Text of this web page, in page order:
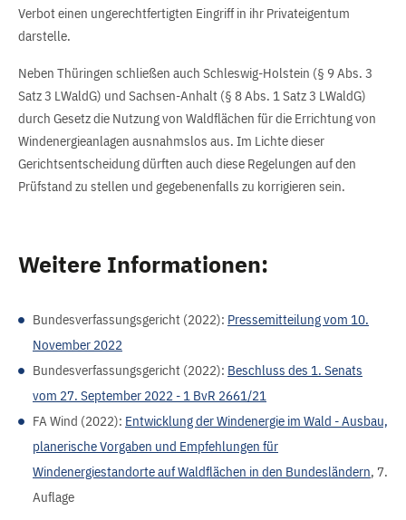
Verbot einen ungerechtfertigten Eingriff in ihr Privateigentum
darstelle.
Neben Thüringen schließen auch Schleswig-Holstein (§ 9 Abs. 3
Satz 3 LWaldG) und Sachsen-Anhalt (§ 8 Abs. 1 Satz 3 LWaldG)
durch Gesetz die Nutzung von Waldflächen für die Errichtung von
Windenergieanlagen ausnahmslos aus. Im Lichte dieser
Gerichtsentscheidung dürften auch diese Regelungen auf den
Prüfstand zu stellen und gegebenenfalls zu korrigieren sein.
Weitere Informationen:
Bundesverfassungsgericht (2022): Pressemitteilung vom 10.
November 2022
Bundesverfassungsgericht (2022): Beschluss des 1. Senats
vom 27. September 2022 - 1 BvR 2661/21
FA Wind (2022): Entwicklung der Windenergie im Wald - Ausbau,
planerische Vorgaben und Empfehlungen für
Windenergiestandorte auf Waldflächen in den Bundesländern, 7.
Auflage